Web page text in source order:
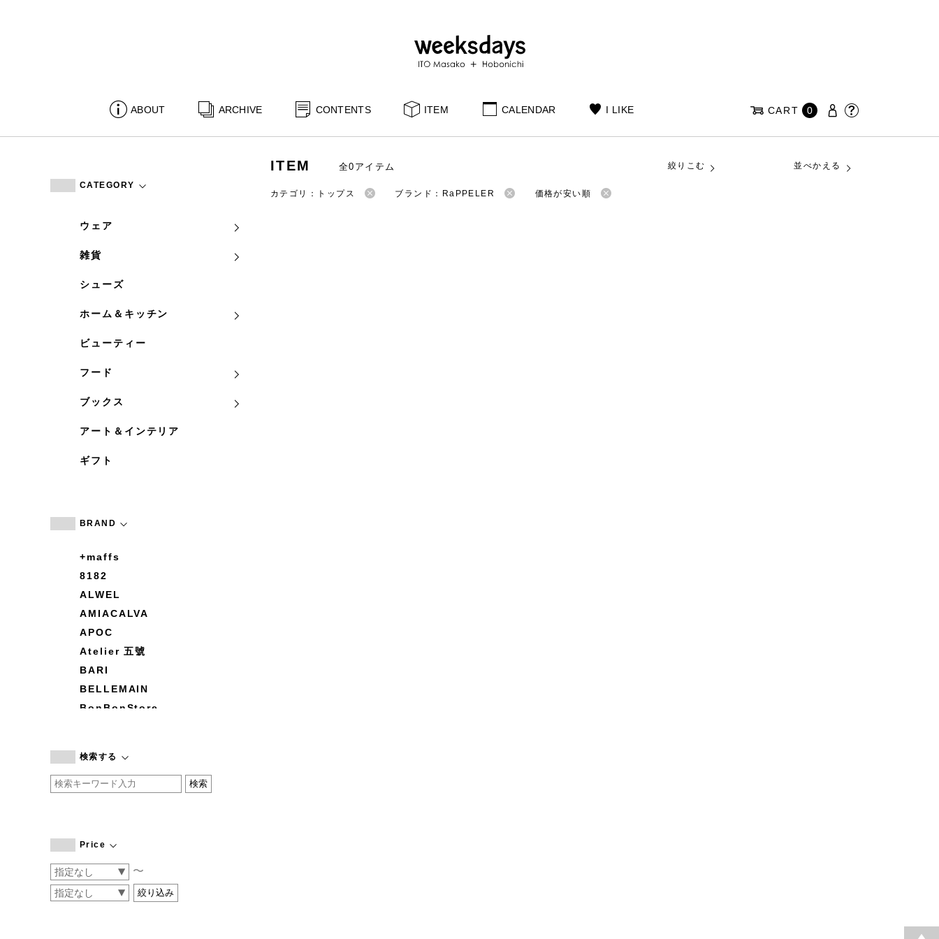
ABOUT ARCHIVE CONTENTS ITEM CALENDAR I LIKE CART 0
CATEGORY
ウェア
雑貨
シューズ
ホーム＆キッチン
ビューティー
フード
ブックス
アート＆インテリア
ギフト
BRAND
+maffs
8182
ALWEL
AMIACALVA
APOC
Atelier 五號
BARI
BELLEMAIN
BonBonStore
by basics
CATWORTH
COGTHEBIGSMOKE
CONVERSE
DEAN & DELUCA
検索する
Price
〜
ITEM 全0アイテム 絞りこむ 並べかえる
カテゴリ：トップス ブランド：RaPPELER 価格が安い順